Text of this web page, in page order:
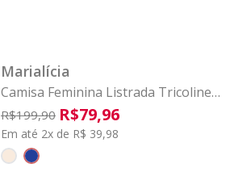
Marialícia
Camisa Feminina Listrada Tricoline
Marialícia Azul
R$199,90 R$79,96
Em até 2x de R$ 39,98